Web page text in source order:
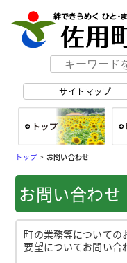
サイトマップ
トップ>お問い合わせ
お問い合わせ
町の業務等についての
要望についてお問い合